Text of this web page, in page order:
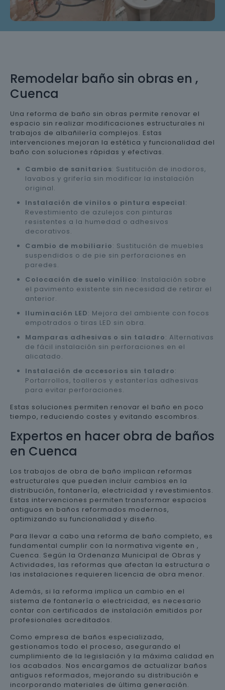
Remodelar baño sin obras en ,
Cuenca
Una reforma de baño sin obras permite renovar el
espacio sin realizar modificaciones estructurales ni
trabajos de albañilería complejos. Estas
intervenciones mejoran la estética y funcionalidad del
baño con soluciones rápidas y efectivas.
Cambio de sanitarios: Sustitución de inodoros,
lavabos y grifería sin modificar la instalación
original.
Instalación de vinilos o pintura especial:
Revestimiento de azulejos con pinturas
resistentes a la humedad o adhesivos
decorativos.
Cambio de mobiliario: Sustitución de muebles
suspendidos o de pie sin perforaciones en
paredes.
Colocación de suelo vinílico: Instalación sobre
el pavimento existente sin necesidad de retirar el
anterior.
Iluminación LED: Mejora del ambiente con focos
empotrados o tiras LED sin obra.
Mamparas adhesivas o sin taladro: Alternativas
de fácil instalación sin perforaciones en el
alicatado.
Instalación de accesorios sin taladro:
Portarrollos, toalleros y estanterías adhesivas
para evitar perforaciones.
Estas soluciones permiten renovar el baño en poco
tiempo, reduciendo costes y evitando escombros.
Expertos en hacer obra de baños
en Cuenca
Los trabajos de obra de baño implican reformas
estructurales que pueden incluir cambios en la
distribución, fontanería, electricidad y revestimientos.
Estas intervenciones permiten transformar espacios
antiguos en baños reformados modernos,
optimizando su funcionalidad y diseño.
Para llevar a cabo una reforma de baño completo, es
fundamental cumplir con la normativa vigente en ,
Cuenca. Según la Ordenanza Municipal de Obras y
Actividades, las reformas que afectan la estructura o
las instalaciones requieren licencia de obra menor.
Además, si la reforma implica un cambio en el
sistema de fontanería o electricidad, es necesario
contar con certificados de instalación emitidos por
profesionales acreditados.
Como empresa de baños especializada,
gestionamos todo el proceso, asegurando el
cumplimiento de la legislación y la máxima calidad en
los acabados. Nos encargamos de actualizar baños
antiguos reformados, mejorando su distribución e
incorporando materiales de última generación.